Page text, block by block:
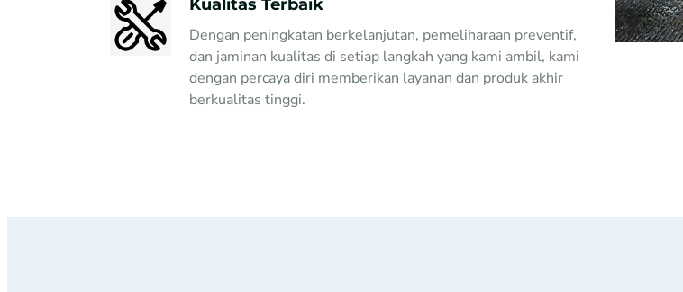
Kualitas Terbaik
Dengan peningkatan berkelanjutan, pemeliharaan preventif,
dan jaminan kualitas di setiap langkah yang kami ambil, kami
dengan percaya diri memberikan layanan dan produk akhir
berkualitas tinggi.